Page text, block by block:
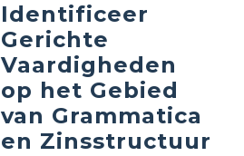
Identificeer
Gerichte
Vaardigheden
op het Gebied
van Grammatica
en Zinsstructuur